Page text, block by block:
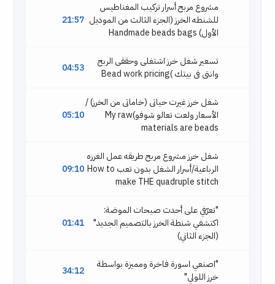
21:57
مشروع مربح أسرار تركيب المغناطيس
للشنطه الخرز (الجزء الثالث من الموديل
الأول) Handmade beads bags
04:53
تسعير شغل خرز اشتغلى وحققى الربح
وانتى فى بيتك )Bead work pricing
05:10
شغل خرز غيرت حياتى (خاماتى من الخرز) /
الأسعار ولعت تعالو شوفو)My raw
materials are beads
09:10
شغل خرز مشروع مربح طريقه عمل الغرزه
الرباعية/أسرار الشغل بدون تعب How to
make THE quadruple stitch
01:41
"تعرّفي على أحدث صيحات الموضة:
اكتشفي شنطة الخرز بالتصميم الجديد"
(الجزء الثاني)
34:12
"اصنعي اسورة فاخرة ومميزة بواسطة
خرز اللولي"